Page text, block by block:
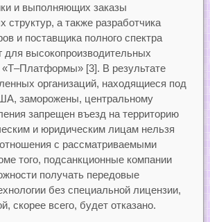
и выполняющих заказы
структур, а также разработчика
и поставщика полного спектра
для высокопроизводительных
[3]. В результате
организаций, находящиеся под
заморожены, центральному
запрещен въезд на территорию
и юридическим лицам нельзя
с рассматриваемыми
того, подсанкционные компании
получать передовые
без специальной лицензии,
скорее всего, будет отказано.